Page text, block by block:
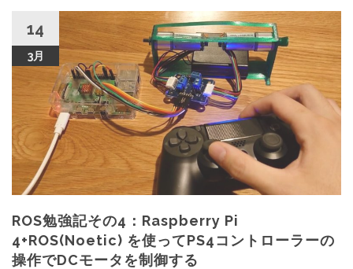
14
3月
ROS勉強記その4：Raspberry Pi
4+ROS(Noetic) を使ってPS4コントローラーの
操作でDCモータを制御する